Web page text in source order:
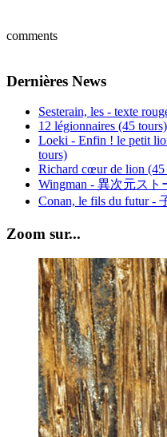
comments
Dernières News
Sesterain, les - texte
12 légionnaires (45 tours)
Loeki - Enfin ! le petit
tours)
Richard cœur de lion (45
Wingman - 異次元スト
Conan, le fils du futur -
Zoom sur...